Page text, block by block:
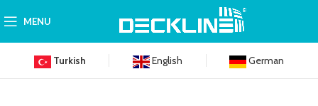
MENU
Turkish English German